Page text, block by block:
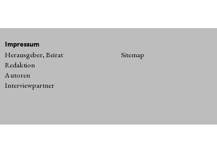
Impressum
Herausgeber, Beirat
Redaktion
Autoren
Interviewpartner
Sitemap